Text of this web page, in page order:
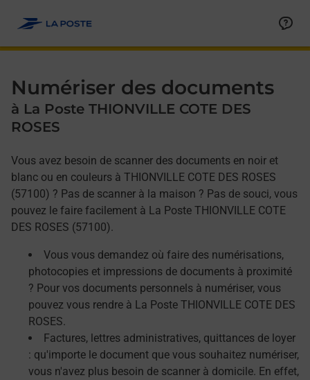
Numériser des documents
à La Poste THIONVILLE COTE DES
ROSES
Vous avez besoin de scanner des documents en noir et
blanc ou en couleurs à THIONVILLE COTE DES ROSES
(57100) ? Pas de scanner à la maison ? Pas de souci, vous
pouvez le faire facilement à La Poste THIONVILLE COTE
DES ROSES (57100).
Vous vous demandez où faire des numérisations,
photocopies et impressions de documents à proximité
? Pour vos documents personnels à numériser, vous
pouvez vous rendre à La Poste THIONVILLE COTE DES
ROSES.
Factures, lettres administratives, quittances de loyer
: qu'importe le document que vous souhaitez numériser,
vous n'avez plus besoin de scanner à domicile. En effet,